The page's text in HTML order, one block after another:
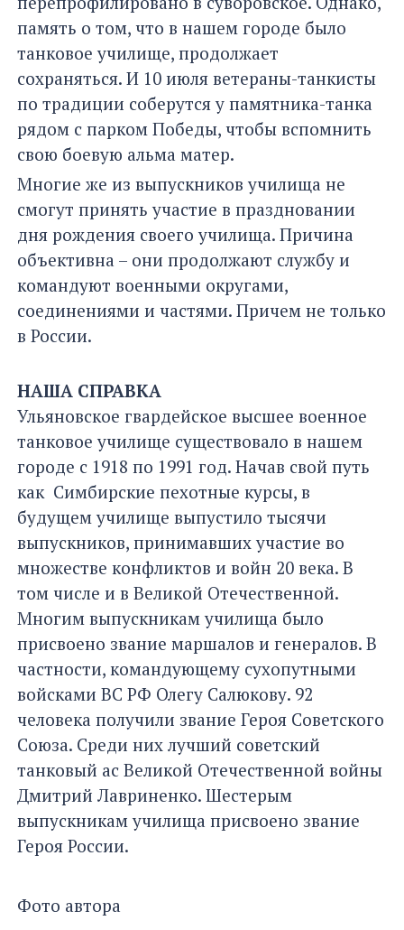
память о том, что в нашем городе было
танковое училище, продолжает
сохраняться. И 10 июля ветераны-танкисты
по традиции соберутся у памятника-танка
рядом с парком Победы, чтобы вспомнить
свою боевую альма матер.
Многие же из выпускников училища не
смогут принять участие в праздновании
дня рождения своего училища. Причина
объективна – они продолжают службу и
командуют военными округами,
соединениями и частями. Причем не только
в России.
НАША СПРАВКА
Ульяновское гвардейское высшее военное
танковое училище существовало в нашем
городе с 1918 по 1991 год. Начав свой путь
как Симбирские пехотные курсы, в
будущем училище выпустило тысячи
выпускников, принимавших участие во
множестве конфликтов и войн 20 века. В
том числе и в Великой Отечественной.
Многим выпускникам училища было
присвоено звание маршалов и генералов. В
частности, командующему сухопутными
войсками ВС РФ Олегу Салюкову. 92
человека получили звание Героя Советского
Союза. Среди них лучший советский
танковый ас Великой Отечественной войны
Дмитрий Лавриненко. Шестерым
выпускникам училища присвоено звание
Героя России.
Фото автора